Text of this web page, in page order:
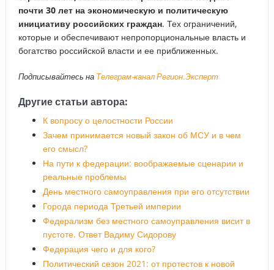
почти 30 лет на экономическую и политическую
инициативу российских граждан. Тех ограничений,
которые и обеспечивают непропорциональные власть и
богатство российской власти и ее приближенных.
Подписывайтесь на Телеграм-канал Регион.Эксперт
Другие статьи автора:
К вопросу о целостности России
Зачем принимается новый закон об МСУ и в чем
его смысл?
На пути к федерации: воображаемые сценарии и
реальные проблемы
День местного самоуправления при его отсутствии
Города периода Третьей империи
Федерализм без местного самоуправления висит в
пустоте. Ответ Вадиму Сидорову
Федерация чего и для кого?
Политический сезон 2021: от протестов к новой